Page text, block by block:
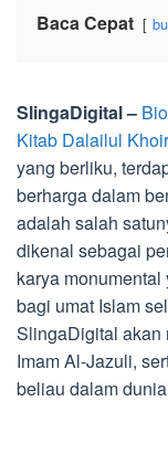
Baca Cepat
SlingaDigital –
Kitab Dalailul
yang berliku,
berharga dalam
adalah salah
dikenal sebagai
karya
bagi umat Islam
SlingaDigital akan
Imam Al-Jazuli,
beliau dalam